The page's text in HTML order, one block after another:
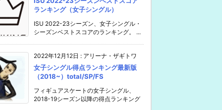
ランキング（女子シングル）
ISU 2022-23シーズン、女子シングル・
シーズンベストスコアのランキング。 ...
2022年12月12日 : アリーナ・ザギトワ
女子シングル得点ランキング最新版
（2018~）total/SP/FS
フィギュアスケートの女子シングル、
2018-19シーズン以降の得点ランキング